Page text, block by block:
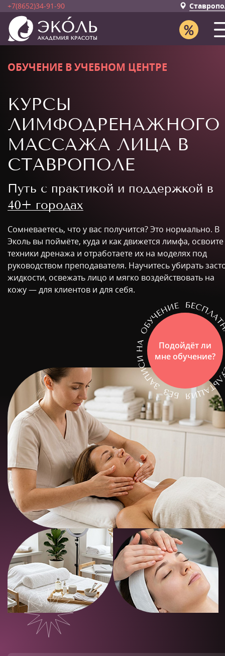
+7(8652)34-91-90
ОБУЧЕНИЕ В УЧЕБНОМ ЦЕНТРЕ
КУРСЫ
ЛИМФОДРЕНАЖНОГО
МАССАЖА ЛИЦА В
СТАВРОПОЛЕ
Путь с практикой и поддержкой в
40+ городах
Сомневаетесь, что у вас получится? Это нормально. В
Эколь вы поймёте, куда и как движется лимфа, освоите
техники дренажа и отработаете их на моделях под
руководством преподавателя. Научитесь убирать
жидкости, освежать лицо и мягко воздействовать на
кожу — для клиентов и для себя.
Подойдёт ли
мне обучение?